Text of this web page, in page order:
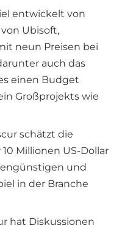
entwickelt von
Ubisoft,
neun Preisen bei
auch das
einen Budget
Großprojekts wie
schätzt die
Millionen US-Dollar
und
in der Branche
hat Diskussionen